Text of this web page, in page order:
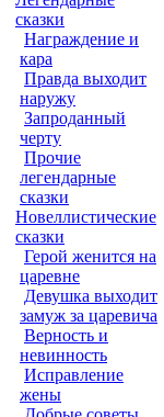
сказки
Награждение и
кара
Правда выходит
наружу
Запроданный
черту
Прочие
легендарные
сказки
Новеллистические
сказки
Герой женится на
царевне
Девушка выходит
замуж за царевича
Верность и
невинность
Исправление
жены